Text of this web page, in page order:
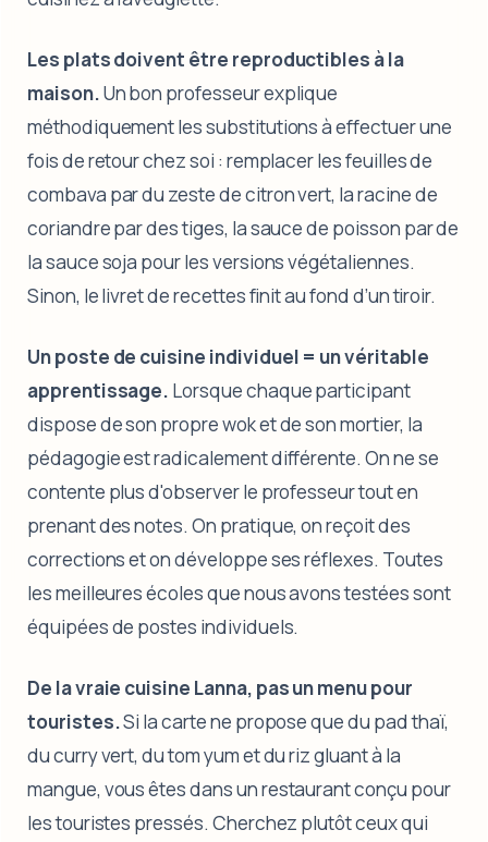
Les plats doivent être reproductibles à la
maison.Un bon professeur explique
méthodiquement les substitutions à effectuer une
fois de retour chez soi : remplacer les feuilles de
combava par du zeste de citron vert, la racine de
coriandre par des tiges, la sauce de poisson par de
la sauce soja pour les versions végétaliennes.
Sinon, le livret de recettes finit au fond d’un tiroir.
Un poste de cuisine individuel = un véritable
apprentissage. Lorsque chaque participant
dispose de son propre wok et de son mortier, la
pédagogie est radicalement différente. On ne se
contente plus d'observer le professeur tout en
prenant des notes. On pratique, on reçoit des
corrections et on développe ses réflexes. Toutes
les meilleures écoles que nous avons testées sont
équipées de postes individuels.
De la vraie cuisine Lanna, pas un menu pour
touristes.Si la carte ne propose que du pad thaï,
du curry vert, du tom yum et du riz gluant à la
mangue, vous êtes dans un restaurant conçu pour
les touristes pressés. Cherchez plutôt ceux qui